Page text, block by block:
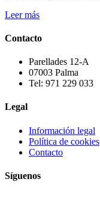
Leer más
Contacto
Parellades 12-A
07003 Palma
Tel: 971 229 033
Legal
Información legal
Política de cookies
Contacto
Síguenos